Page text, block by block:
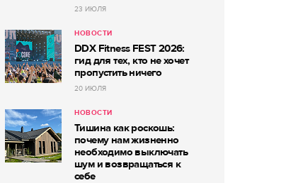
23 ИЮЛЯ
НОВОСТИ
DDX Fitness FEST 2026:
гид для тех, кто не хочет
пропустить ничего
20 ИЮЛЯ
НОВОСТИ
Тишина как роскошь:
почему нам жизненно
необходимо выключать
шум и возвращаться к
себе